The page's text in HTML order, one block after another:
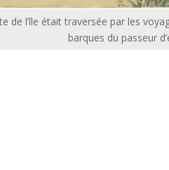
de l’île était traversée par les
barques du passeur